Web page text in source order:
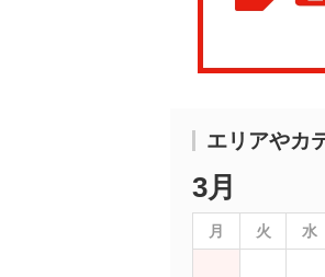
エリアやカ
3月
月 火 水